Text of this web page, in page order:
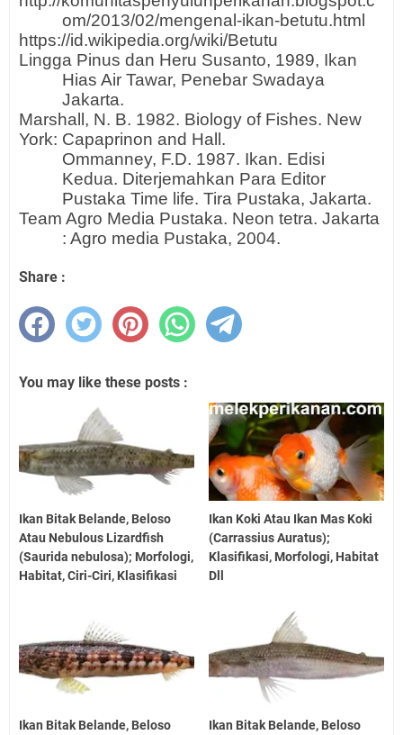
om/2013/02/mengenal-ikan-betutu.html
https://id.wikipedia.org/wiki/Betutu
Lingga Pinus dan Heru Susanto, 1989, Ikan
Hias Air Tawar, Penebar Swadaya
Jakarta.
Marshall, N. B. 1982. Biology of Fishes. New
York: Capaprinon and Hall.
Ommanney, F.D. 1987. Ikan. Edisi
Kedua. Diterjemahkan Para Editor
Pustaka Time life. Tira Pustaka, Jakarta.
Team Agro Media Pustaka. Neon tetra. Jakarta
: Agro media Pustaka, 2004.
Share :
You may like these posts :
Ikan Bitak Belande, Beloso
Atau Nebulous Lizardfish
(Saurida nebulosa); Morfologi,
Habitat, Ciri-Ciri, Klasifikasi
Ikan Koki Atau Ikan Mas Koki
(Carrassius Auratus);
Klasifikasi, Morfologi, Habitat
Dll
Ikan Bitak Belande, Beloso
Ikan Bitak Belande, Beloso